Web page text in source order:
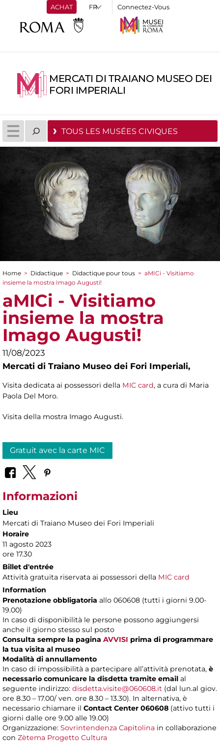
ACHAT Connectez-Vous
MERCATI DI TRAIANO MUSEO DEI
FORI IMPERIALI
TOUS LES MUSÉES CIVIQUES
You are here
Home > Didactique > Didactique pour tous > aMICi - Visitiamo
insieme la mostra Imago Augusti!
aMICi - Visitiamo
insieme la mostra
Imago Augusti!
11/08/2023
Mercati di Traiano Museo dei Fori Imperiali,
Visita dedicata ai possessori della MIC card, a cura di Maria
Paola Del Moro.
Visita della mostra Imago Augusti.
Gratuit avec la carte MIC
Informazioni
Lieu
Mercati di Traiano Museo dei Fori Imperiali
Horaire
11 agosto 2023
ore 17.30
Billet d'entrée
Attività gratuita riservata ai possessori della MIC card
Information
Prenotazione obbligatoria allo 060608 (tutti i giorni 9.00-
19.00)
In caso di disponibilità le persone possono aggiungersi
anche il giorno stesso sul posto
Consulta sempre la pagina AVVISI prima di programmare
la tua visita al museo
Modalità di annullamento
In caso di impossibilità a partecipare all’attività prenotata, è
necessario comunicare la disdetta tramite email al
seguente indirizzo: disdetta.visite@060608.it (dal lun.al giov.
ore 8.30 – 17.00/ ven. ore 8.30 – 13.30). In alternativa, è
necessario chiamare il Contact Center 060608 (attivo tutti i
giorni dalle ore 9.00 alle 19.00)
Organizzazione: Sovrintendenza Capitolina in collaborazione
con Zètema Progetto Cultura